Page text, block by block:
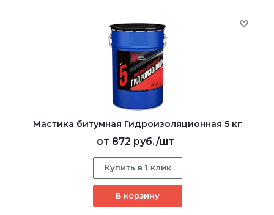
Мастика битумная Гидроизоляционная 5 кг
от 872 руб./шт
Купить в 1 клик
В корзину